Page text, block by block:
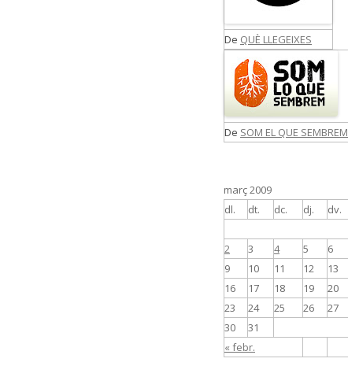
De QUÈ LLEGEIXES
De SOM EL QUE SEMBREM
març 2009
dl.
dt. dc. dj. dv.
« febr.
2
3 4 5 6
9
10 11 12 13
16
17 18 19 20
23
24 25 26 27
30
31